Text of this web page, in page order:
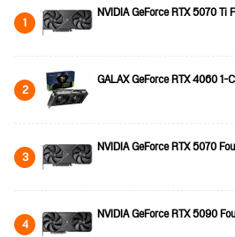
1 NVIDIA GeForce RTX 5070 Ti
2 GALAX GeForce RTX 4060 1-
3 NVIDIA GeForce RTX 5070
4 NVIDIA GeForce RTX 5090